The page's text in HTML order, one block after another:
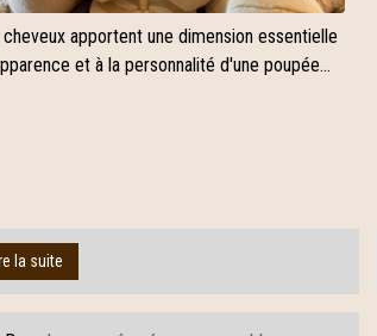
cheveux apportent une dimension essentielle
et à la personnalité d'une poupée...
la suite